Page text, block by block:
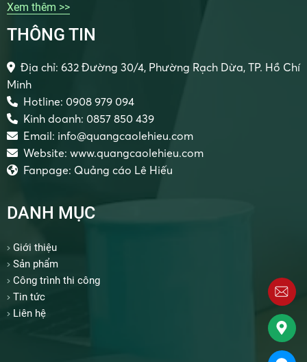
Xem thêm >>
THÔNG TIN
Địa chỉ: 632 Đường 30/4, Phường Rạch Dừa, TP. Hồ Chí
Minh
Hotline: 0908 979 094
Kinh doanh: 0857 850 439
Email: info@quangcaolehieu.com
Website: www.quangcaolehieu.com
Fanpage: Quảng cáo Lê Hiếu
DANH MỤC
Giới thiệu
Sản phẩm
Công trình thi công
Tin tức
Liên hệ